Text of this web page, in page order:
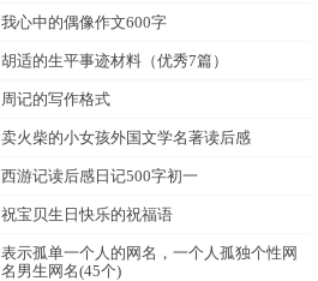
我心中的偶像作文600字
胡适的生平事迹材料（优秀7篇）
周记的写作格式
卖火柴的小女孩外国文学名著读后感
西游记读后感日记500字初一
祝宝贝生日快乐的祝福语
表示孤单一个人的网名，一个人孤独个性网
名男生网名(45个)